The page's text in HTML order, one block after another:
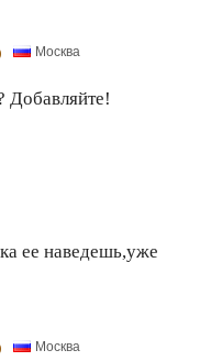
Москва
Добавляйте!
ее наведешь,уже
Москва